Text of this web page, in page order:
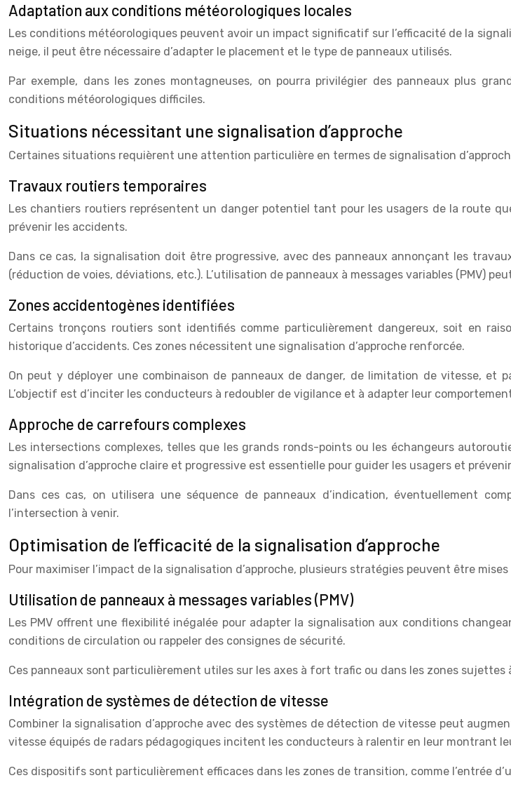
Adaptation aux conditions météorologiques locales
Les conditions météorologiques peuvent avoir un impact significatif sur l’efficacité de la
neige, il peut être nécessaire d’adapter le placement et le type de panneaux utilisés.
Par exemple, dans les zones montagneuses, on pourra privilégier des panneaux plus
conditions météorologiques difficiles.
Situations nécessitant une signalisation d’approche
Certaines situations requièrent une attention particulière en termes de signalisation
Travaux routiers temporaires
Les chantiers routiers représentent un danger potentiel tant pour les usagers de la route
prévenir les accidents.
Dans ce cas, la signalisation doit être progressive, avec des panneaux annonçant les
(réduction de voies, déviations, etc.). L’utilisation de panneaux à messages variables (PMV)
Zones accidentogènes identifiées
Certains tronçons routiers sont identifiés comme particulièrement dangereux, soit en
historique d’accidents. Ces zones nécessitent une signalisation d’approche renforcée.
On peut y déployer une combinaison de panneaux de danger, de limitation de vitesse, et
L’objectif est d’inciter les conducteurs à redoubler de vigilance et à adapter leur
Approche de carrefours complexes
Les intersections complexes, telles que les grands ronds-points ou les échangeurs
signalisation d’approche claire et progressive est essentielle pour guider les usagers et
Dans ces cas, on utilisera une séquence de panneaux d’indication, éventuellement
l’intersection à venir.
Optimisation de l’efficacité de la signalisation d’approche
Pour maximiser l’impact de la signalisation d’approche, plusieurs stratégies peuvent être
Utilisation de panneaux à messages variables (PMV)
Les PMV offrent une flexibilité inégalée pour adapter la signalisation aux conditions
conditions de circulation ou rappeler des consignes de sécurité.
Ces panneaux sont particulièrement utiles sur les axes à fort trafic ou dans les zones
Intégration de systèmes de détection de vitesse
Combiner la signalisation d’approche avec des systèmes de détection de vitesse peut
vitesse équipés de radars pédagogiques incitent les conducteurs à ralentir en leur montrant
Ces dispositifs sont particulièrement efficaces dans les zones de transition, comme l’entrée